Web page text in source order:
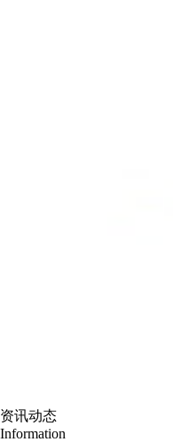
资讯动态
Information